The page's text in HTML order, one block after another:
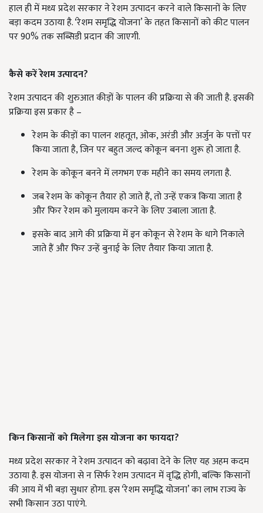
हाल ही में मध्य प्रदेश सरकार ने रेशम उत्पादन करने वाले किसानों के लिए
बड़ा कदम उठाया है. ‘रेशम समृद्धि योजना’ के तहत किसानों को कीट पालन
पर 90% तक सब्सिडी प्रदान की जाएगी.
कैसे करें रेशम उत्पादन?
रेशम उत्पादन की शुरुआत कीड़ों के पालन की प्रक्रिया से की जाती है. इसकी
प्रक्रिया इस प्रकार है –
रेशम के कीड़ों का पालन शहतूत, ओक, अरंडी और अर्जुन के पत्तों पर
किया जाता है, जिन पर बहुत जल्द कोकून बनना शुरू हो जाता है.
रेशम के कोकून बनने में लगभग एक महीने का समय लगता है.
जब रेशम के कोकून तैयार हो जाते हैं, तो उन्हें एकत्र किया जाता है
और फिर रेशम को मुलायम करने के लिए उबाला जाता है.
इसके बाद आगे की प्रक्रिया में इन कोकून से रेशम के धागे निकाले
जाते हैं और फिर उन्हें बुनाई के लिए तैयार किया जाता है.
किन किसानों को मिलेगा इस योजना का फायदा?
मध्य प्रदेश सरकार ने रेशम उत्पादन को बढ़ावा देने के लिए यह अहम कदम
उठाया है. इस योजना से न सिर्फ रेशम उत्पादन में वृद्धि होगी, बल्कि किसानों
की आय में भी बड़ा सुधार होगा. इस ‘रेशम समृद्धि योजना’ का लाभ राज्य के
सभी किसान उठा पाएंगे.